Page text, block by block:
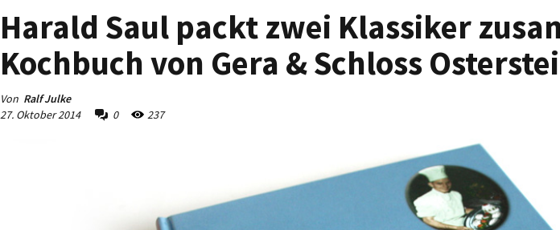
Harald Saul packt zwei Klassiker
Kochbuch von Gera & Schloss
Von Ralf Julke
27. Oktober 2014
0 237